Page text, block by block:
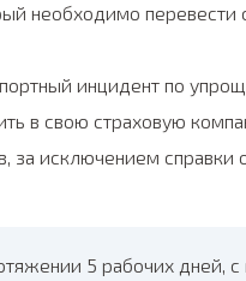
необходимо
инцидент по
в свою страховую
за исключением
5 рабочих дней,